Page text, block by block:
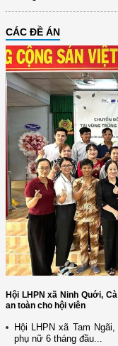
CÁC ĐỀ ÁN
Hội LHPN xã Ninh Quới,
an toàn cho hội viên
Hội LHPN xã Tam
phụ nữ 6 tháng đầu...